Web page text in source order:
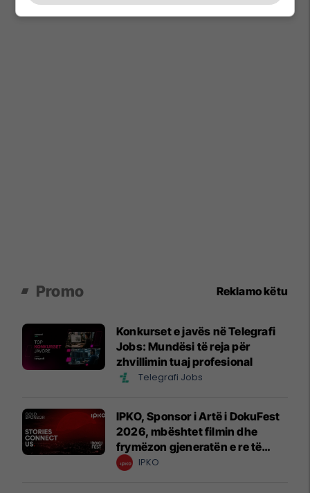
Promo Reklamo këtu
Konkurset e javës në Telegrafi
Jobs: Mundësi të reja për
zhvillimin tuaj profesional
Telegrafi Jobs
IPKO, Sponsor i Artë i DokuFest
2026, mbështet filmin dhe
frymëzon gjeneratën e re të
krijuesve
IPKO